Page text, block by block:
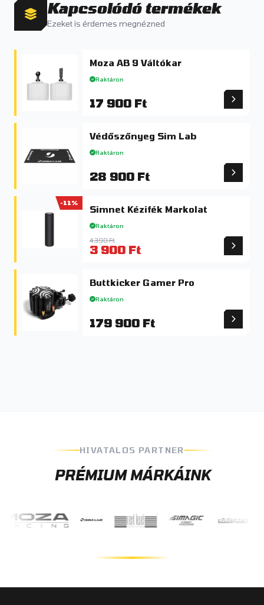
Kapcsolódó termékek
Ezeket is érdemes megnézned
Moza AB 9 Váltókar
Raktáron
17 900 Ft
Védőszőnyeg Sim Lab
Raktáron
28 900 Ft
-11%
Simnet Kézifék Markolat
Raktáron
4 390 Ft
3 900 Ft
Buttkicker Gamer Pro
Raktáron
179 900 Ft
HIVATALOS PARTNER
PRÉMIUM MÁRKÁINK